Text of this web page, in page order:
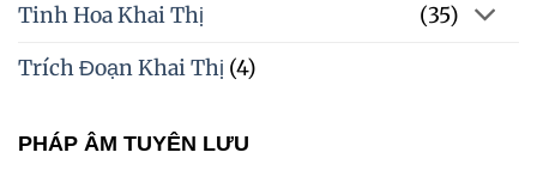
Tinh Hoa Khai Thị
(35)
Trích Đoạn Khai Thị (4)
PHÁP ÂM TUYÊN LƯU